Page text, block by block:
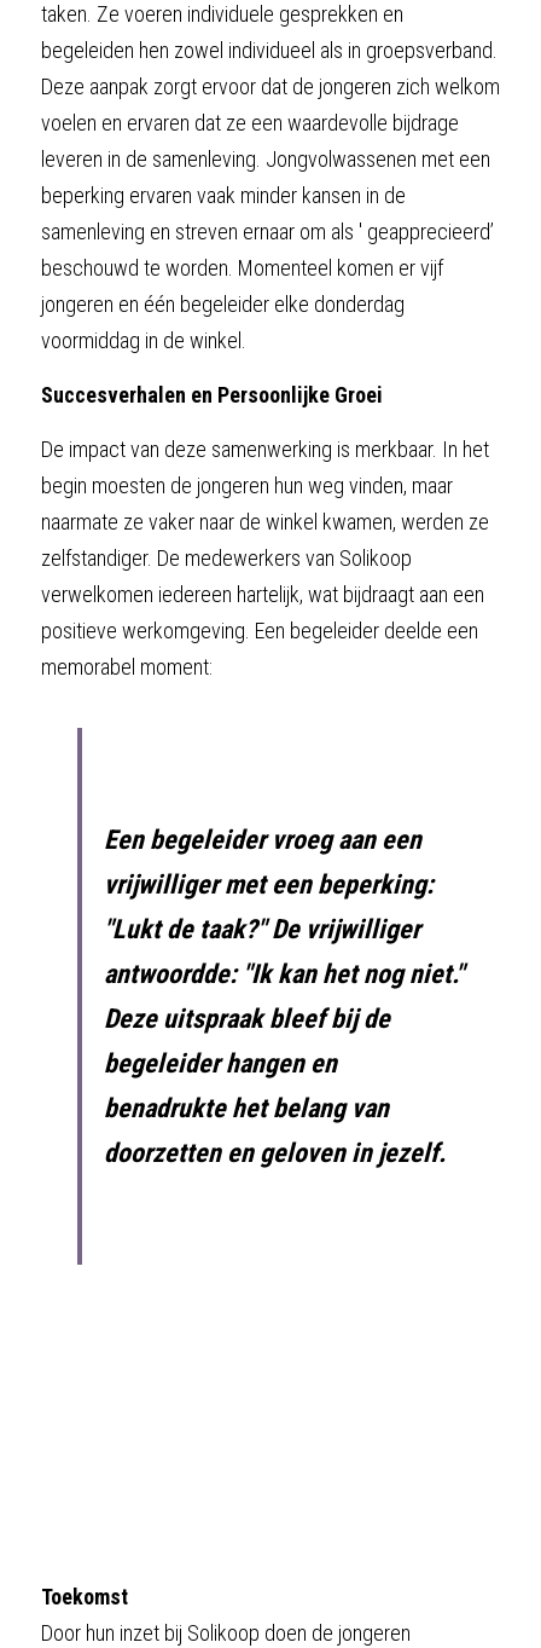
taken. Ze voeren individuele gesprekken en
begeleiden hen zowel individueel als in groepsverband.
Deze aanpak zorgt ervoor dat de jongeren zich welkom
voelen en ervaren dat ze een waardevolle bijdrage
leveren in de samenleving. Jongvolwassenen met een
beperking ervaren vaak minder kansen in de
samenleving en streven ernaar om als ' geapprecieerd’
beschouwd te worden. Momenteel komen er vijf
jongeren en één begeleider elke donderdag
voormiddag in de winkel.
Succesverhalen en Persoonlijke Groei
De impact van deze samenwerking is merkbaar. In het
begin moesten de jongeren hun weg vinden, maar
naarmate ze vaker naar de winkel kwamen, werden ze
zelfstandiger. De medewerkers van Solikoop
verwelkomen iedereen hartelijk, wat bijdraagt aan een
positieve werkomgeving. Een begeleider deelde een
memorabel moment:
Een begeleider vroeg aan een
vrijwilliger met een beperking:
"Lukt de taak?" De vrijwilliger
antwoordde: "Ik kan het nog niet."
Deze uitspraak bleef bij de
begeleider hangen en
benadrukte het belang van
doorzetten en geloven in jezelf.
Toekomst
Door hun inzet bij Solikoop doen de jongeren